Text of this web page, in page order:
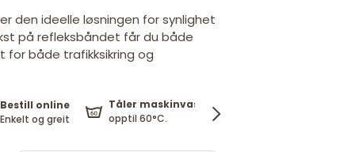
den ideelle løsningen for synlighet
på refleksbåndet får du både
for både trafikksikring og
Bestill online
Enkelt og greit
Tåler maskinvask
opptil 60°C.